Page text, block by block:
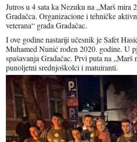
Jutros u 4 sata ka Nezuku na „Marš mira
Gradačca. Organizacione i tehničke
veterana“ grada Gradačac.
I ove godine nastariji učesnik je Safet
Muhamed Nunić rođen 2020. godine. U
spašavanja Gradačac. Prvi puta na
punoljetni srednjoškolci i matuiranti.